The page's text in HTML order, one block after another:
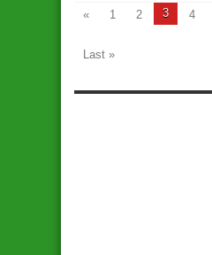
« 1 2 3 4
Last »